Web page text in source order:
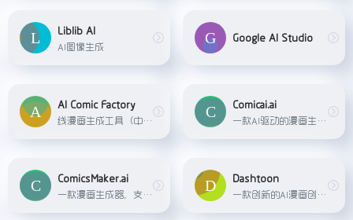
Liblib AI
AI图像生成
Google AI Studio
AI Comic Factory
线漫画生成工具（中文：漫画工厂），使用LLM + SDXL开发。它能够根据用户提供的提示词生成漫画，并支持无损放大、保存和打印。
Comicai.ai
一款AI驱动的漫画生成工具，支持脚本生成图片或平台现在生成图片进而创作高质量的漫画，这款工具非常适合新手朋友们，新用户首次登录可以获得1200积分。那每生成一次只需要三个积...
ComicsMaker.ai
一款漫画生成器，支持文字转图片，还能以图生图，功能非常的多。还可以局部修复和训练一个角色，同时它也支持一个自定义的漫画布局，操作上同样也是非常简单
Dashtoon
一款创新的AI漫画创作工具，为漫画爱好者和专业创作者提供了无限的可能。只需输入一个标题，就能帮我们搞定整个故事情节的漫画创作，而解决角色面容自然及角色一致性的问题，功能...